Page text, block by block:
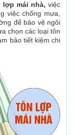
lợp mái nhà, việc
việc chống mưa,
để bảo vệ ngôi
chọn các loại tôn
bảo tiết kiệm chi